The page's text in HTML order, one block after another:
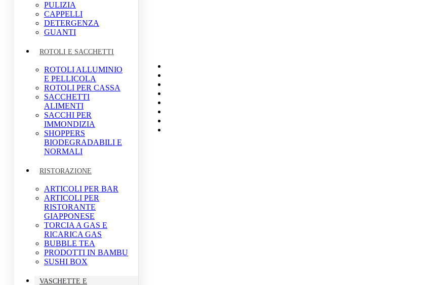
PULIZIA
CAPPELLI
DETERGENZA
GUANTI
ROTOLI E SACCHETTI
ROTOLI ALLUMINIO
E PELLICOLA
ROTOLI PER CASSA
SACCHETTI
ALIMENTI
SACCHI PER
IMMONDIZIA
SHOPPERS
BIODEGRADABILI E
NORMALI
RISTORAZIONE
ARTICOLI PER BAR
ARTICOLI PER
RISTORANTE
GIAPPONESE
TORCIA A GAS E
RICARICA GAS
BUBBLE TEA
PRODOTTI IN BAMBU
SUSHI BOX
VASCHETTE E